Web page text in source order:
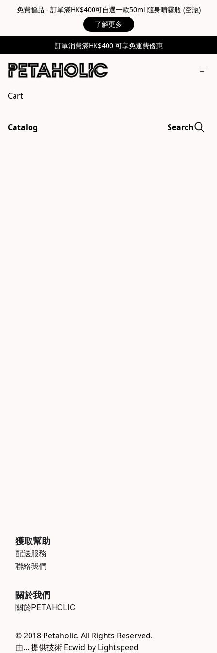
免費贈品 - 訂單滿HK$400可自選一款50ml 隨身噴霧瓶 (空瓶)
了解更多
訂單消費滿HK$400 可享免運費優惠
Cart
Catalog Search
獲取幫助
配送服務
聯絡我們
關於我們
關於PETAHOLIC
© 2018 Petaholic. All Rights Reserved.
由... 提供技術 Ecwid by Lightspeed